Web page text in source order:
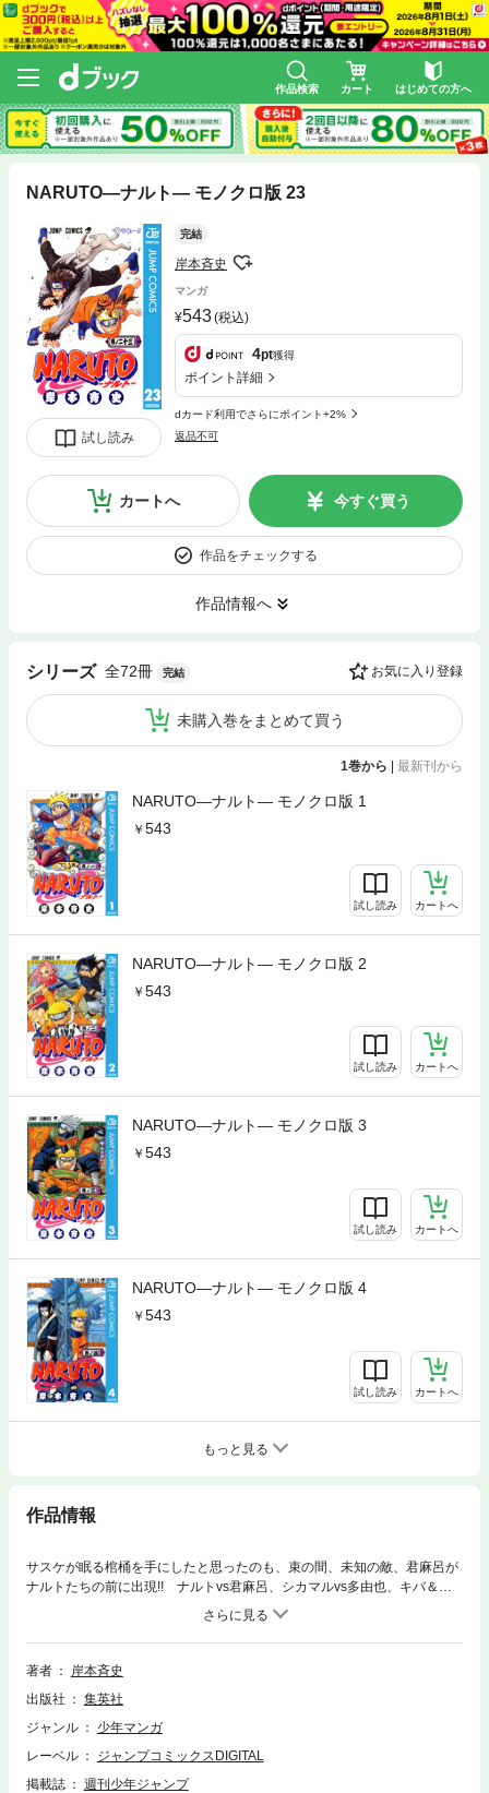
作品検索 カート はじめての方へ
NARUTO―ナルト― モノクロ版 23
試し読み
完結
岸本斉史
マンガ
543(税込)
4pt獲得
ポイント詳細
dカード利用でさらにポイント+2%
返品不可
カートへ 今すぐ買う
作品をチェックする
作品情報へ
シリーズ 全72冊 完結 お気に入り登録
未購入巻をまとめて買う
1巻から 最新刊から
NARUTO―ナルト― モノクロ版 1
543
試し読み カートへ
NARUTO―ナルト― モノクロ版 2
543
試し読み カートへ
NARUTO―ナルト― モノクロ版 3
543
試し読み カートへ
NARUTO―ナルト― モノクロ版 4
543
試し読み カートへ
もっと見る
作品情報
サスケが眠る棺桶を手にしたと思ったのも、束の間、未知の敵、君麻呂が
ナルトたちの前に出現!! ナルトvs君麻呂、シカマルvs多由也、キバ＆赤
丸vs左近、3つの死闘が始まる！ 心ある者よ、この闘いを見届けよ!!
著者
岸本斉史
出版社
集英社
ジャンル
少年マンガ
レーベル
ジャンプコミックスDIGITAL
掲載誌
週刊少年ジャンプ